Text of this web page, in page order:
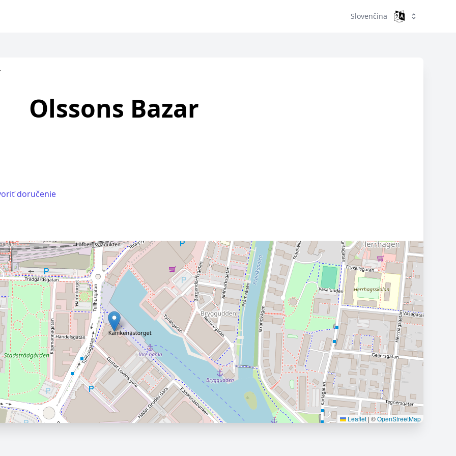
Slovenčina
Olssons Bazar
doručenie
Leaflet | ©OpenStreetMap